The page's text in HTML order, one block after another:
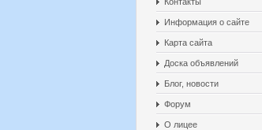
Информация о сайте
Карта сайта
Доска объявлений
Блог, новости
Форум
О лицее